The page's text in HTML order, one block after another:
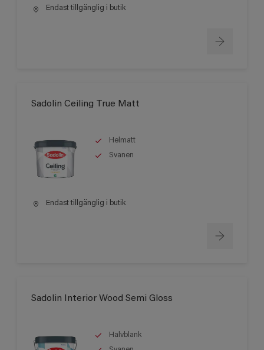
Endast tillgänglig i butik
Sadolin Ceiling True Matt
Helmatt
Svanen
Endast tillgänglig i butik
Sadolin Interior Wood Semi Gloss
Halvblank